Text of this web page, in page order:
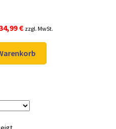
€
€Aktueller
Preis
ist:
34,99 €.
zzgl. MwSt.